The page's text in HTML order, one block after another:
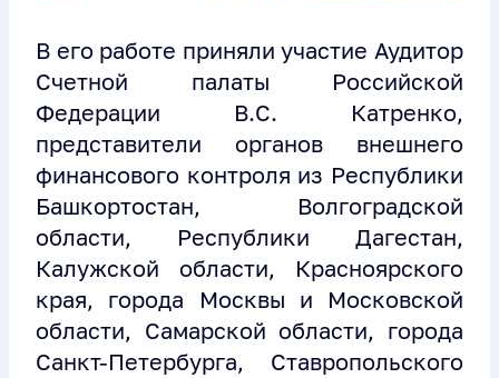
В его работе приняли участие Аудитор
Счетной палаты Российской
Федерации В.С. Катренко,
представители органов внешнего
финансового контроля из Республики
Башкортостан, Волгоградской
области, Республики Дагестан,
Калужской области, Красноярского
края, города Москвы и Московской
области, Самарской области, города
Санкт-Петербурга, Ставропольского